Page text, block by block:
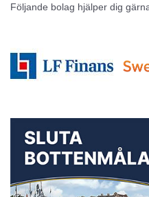
Följande bolag hjälper dig